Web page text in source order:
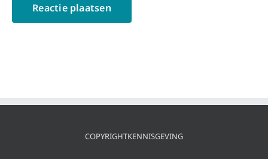
COPYRIGHTKENNISGEVING